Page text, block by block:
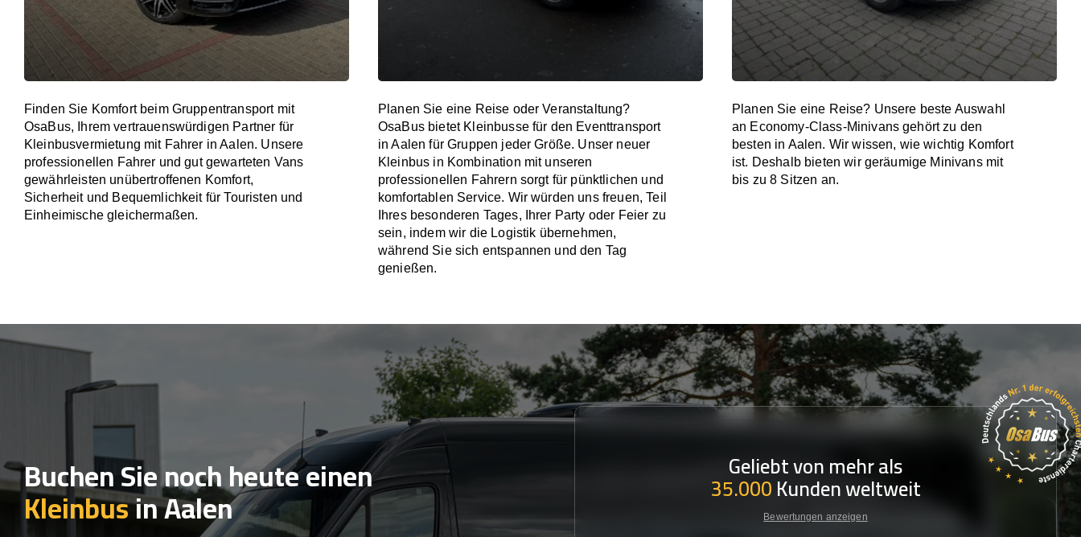
Finden Sie Komfort beim Gruppentransport mit
OsaBus, Ihrem vertrauenswürdigen Partner für
Kleinbusvermietung mit Fahrer in Aalen. Unsere
professionellen Fahrer und gut gewarteten Vans
gewährleisten unübertroffenen Komfort,
Sicherheit und Bequemlichkeit für Touristen und
Einheimische gleichermaßen.
Planen Sie eine Reise oder Veranstaltung?
OsaBus bietet Kleinbusse für den Eventtransport
in Aalen für Gruppen jeder Größe. Unser neuer
Kleinbus in Kombination mit unseren
professionellen Fahrern sorgt für pünktlichen und
komfortablen Service. Wir würden uns freuen, Teil
Ihres besonderen Tages, Ihrer Party oder Feier zu
sein, indem wir die Logistik übernehmen,
während Sie sich entspannen und den Tag
genießen.
Planen Sie eine Reise? Unsere beste Auswahl
an Economy-Class-Minivans gehört zu den
besten in Aalen. Wir wissen, wie wichtig Komfort
ist. Deshalb bieten wir geräumige Minivans mit
bis zu 8 Sitzen an.
Buchen Sie noch heute einen
Kleinbusin Aalen
Geliebt von mehr als
35.000Kunden weltweit
Bewertungen anzeigen